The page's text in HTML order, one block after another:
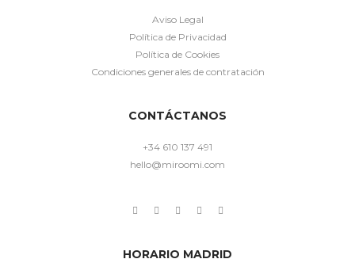
Aviso Legal
Política de Privacidad
Política de Cookies
Condiciones generales de contratación
CONTÁCTANOS
+34 610 137 491
hello@miroomi.com
HORARIO MADRID